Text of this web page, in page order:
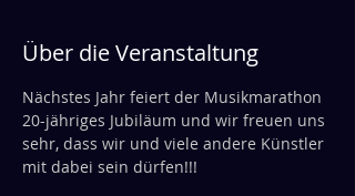
Über die Veranstaltung
Nächstes Jahr feiert der Musikmarathon
20-jähriges Jubiläum und wir freuen uns
sehr, dass wir und viele andere Künstler
mit dabei sein dürfen!!!